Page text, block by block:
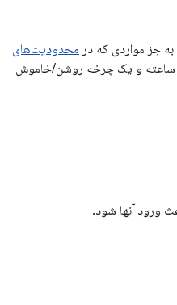
جز مواردی که در محدودیت‌های
ساعته و یک چرخه روشن/خاموش
ورود آنها شود.